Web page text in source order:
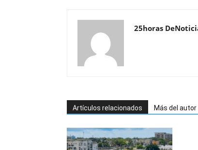
25horas
Artículos relacionados Más del autor